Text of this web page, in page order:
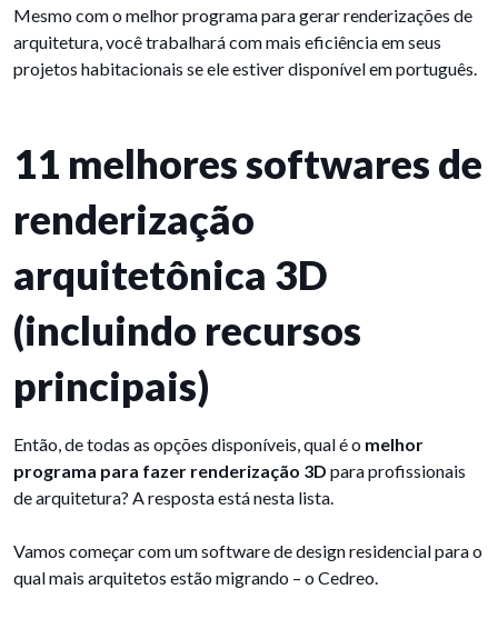
Mesmo com o melhor programa para gerar renderizações de
arquitetura, você trabalhará com mais eficiência em seus
projetos habitacionais se ele estiver disponível em português.
11 melhores softwares de
renderização
arquitetônica 3D
(incluindo recursos
principais)
Então, de todas as opções disponíveis, qual é o melhor
programa para fazer renderização 3D para profissionais
de arquitetura? A resposta está nesta lista.
Vamos começar com um software de design residencial para o
qual mais arquitetos estão migrando – o Cedreo.